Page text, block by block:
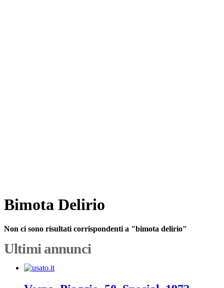
Bimota Delirio
Non ci sono risultati corrispondenti a "bimota delirio"
Ultimi annunci